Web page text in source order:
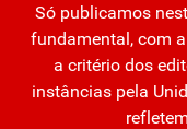
Só publicamos
fundamental, com
a critério dos
instâncias pela